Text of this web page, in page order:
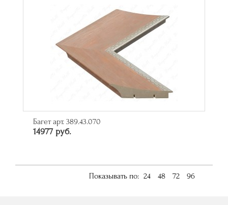
Багет арт. 389.43.070
14977 руб.
Показывать по: 24 48 72 96